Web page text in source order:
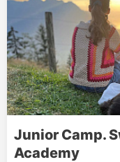
Junior Camp.
Academy